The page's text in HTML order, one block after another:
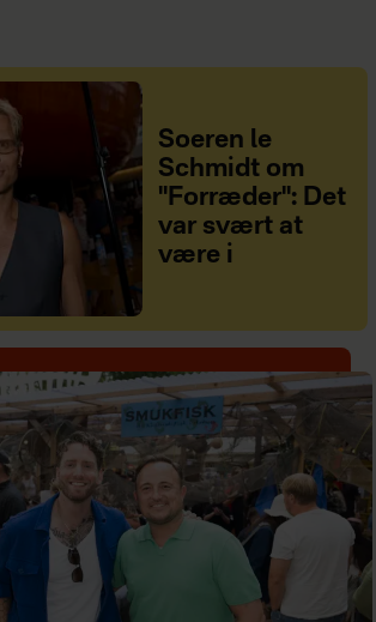
Soeren le
Schmidt om
"Forræder": Det
var svært at
være i